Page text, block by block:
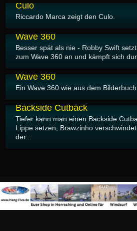
Culo
Riccardo Marca zeigt den Culo.
Wave 360
Besser spät als nie - Robby Swift
zum Wave 360 an und kämpft sich
Wave 360
Ein Wave 360 wie aus dem
Backside Cutback
Tiefer kann man einen Backside
Lippe setzen, Brawzinho
der...